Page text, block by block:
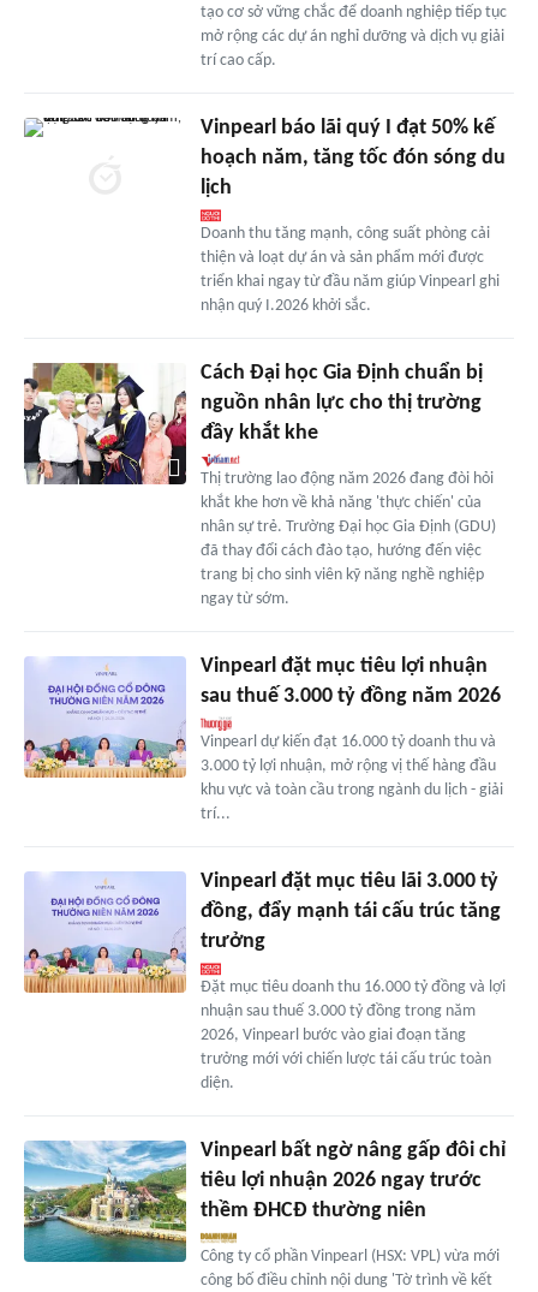
tạo cơ sở vững chắc để doanh nghiệp tiếp tục
mở rộng các dự án nghỉ dưỡng và dịch vụ giải
trí cao cấp.
Vinpearl báo lãi quý I đạt 50% kế
hoạch năm, tăng tốc đón sóng du
lịch
Doanh thu tăng mạnh, công suất phòng cải
thiện và loạt dự án và sản phẩm mới được
triển khai ngay từ đầu năm giúp Vinpearl ghi
nhận quý I.2026 khởi sắc.
Cách Đại học Gia Định chuẩn bị
nguồn nhân lực cho thị trường
đầy khắt khe
Thị trường lao động năm 2026 đang đòi hỏi
khắt khe hơn về khả năng 'thực chiến' của
nhân sự trẻ. Trường Đại học Gia Định (GDU)
đã thay đổi cách đào tạo, hướng đến việc
trang bị cho sinh viên kỹ năng nghề nghiệp
ngay từ sớm.
Vinpearl đặt mục tiêu lợi nhuận
sau thuế 3.000 tỷ đồng năm 2026
Vinpearl dự kiến đạt 16.000 tỷ doanh thu và
3.000 tỷ lợi nhuận, mở rộng vị thế hàng đầu
khu vực và toàn cầu trong ngành du lịch - giải
trí...
Vinpearl đặt mục tiêu lãi 3.000 tỷ
đồng, đẩy mạnh tái cấu trúc tăng
trưởng
Đặt mục tiêu doanh thu 16.000 tỷ đồng và lợi
nhuận sau thuế 3.000 tỷ đồng trong năm
2026, Vinpearl bước vào giai đoạn tăng
trưởng mới với chiến lược tái cấu trúc toàn
diện.
Vinpearl bất ngờ nâng gấp đôi chỉ
tiêu lợi nhuận 2026 ngay trước
thềm ĐHCĐ thường niên
Công ty cổ phần Vinpearl (HSX: VPL) vừa mới
công bố điều chỉnh nội dung 'Tờ trình về kết